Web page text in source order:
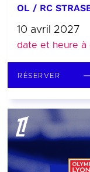
OL / RC
10 avril 2027
date et heure à
RÉSERVER